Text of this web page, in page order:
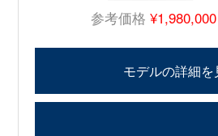
参考価格 ¥1,980,000
モデルの詳細を